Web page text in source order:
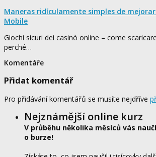
Maneras ridículamente simples de
Mobile
Giochi sicuri dei casinò online – come
perché…
Komentáře
Přidat komentář
Pro přidávání komentářů se musíte nejdříve
Nejznámější online kurz
V průběhu několika měsíců vás
o burze!